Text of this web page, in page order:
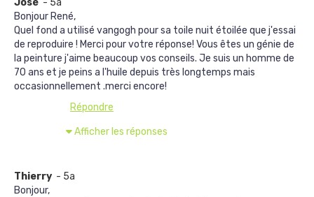
Bonjour René,
Quel fond a utilisé vangogh pour sa toile nuit étoilée que j'essai
de reproduire ! Merci pour votre réponse! Vous êtes un génie de
la peinture j'aime beaucoup vos conseils. Je suis un homme de
70 ans et je peins a l'huile depuis très longtemps mais
occasionnellement .merci encore!
Répondre
Afficher les réponses
Thierry - 5a
Bonjour,